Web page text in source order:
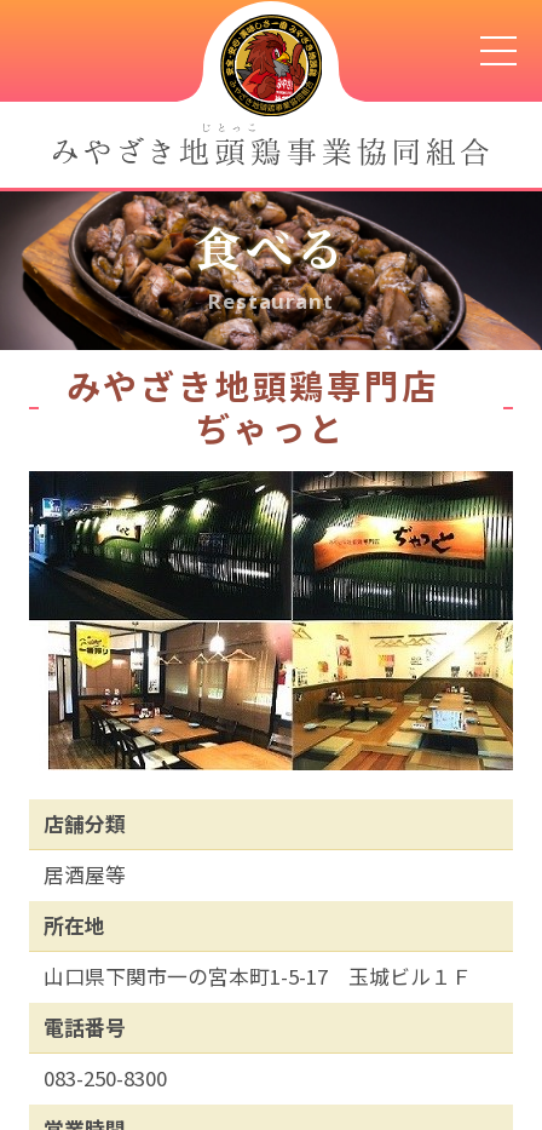
食べる
Restaurant
みやざき地頭鶏専門店
ぢゃっと
店舗分類
居酒屋等
所在地
山口県下関市一の宮本町1-5-17 玉城ビル１Ｆ
電話番号
083-250-8300